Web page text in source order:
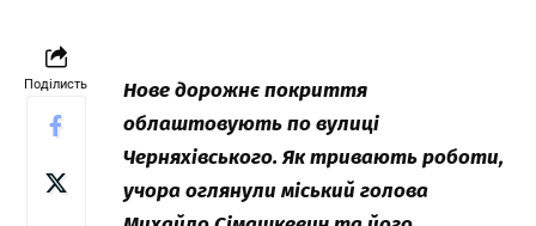
Поділисть
Нове дорожнє покриття
облаштовують по вулиці
Черняхівського. Як тривають роботи,
учора оглянули міський голова